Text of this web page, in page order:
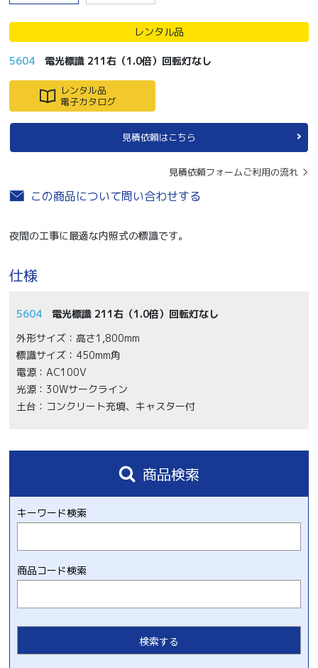
レンタル品
5604 電光標識 211右（1.0倍）回転灯なし
レンタル品
電子カタログ
見積依頼はこちら
見積依頼フォームご利用の流れ
この商品について問い合わせする
夜間の工事に最適な内照式の標識です。
仕様
5604
電光標識 211右（1.0倍）回転灯なし
外形サイズ：高さ1,800mm
標識サイズ：450mm角
電源：AC100V
光源：30Wサークライン
土台：コンクリート充填、キャスター付
商品検索
キーワード検索
商品コード検索